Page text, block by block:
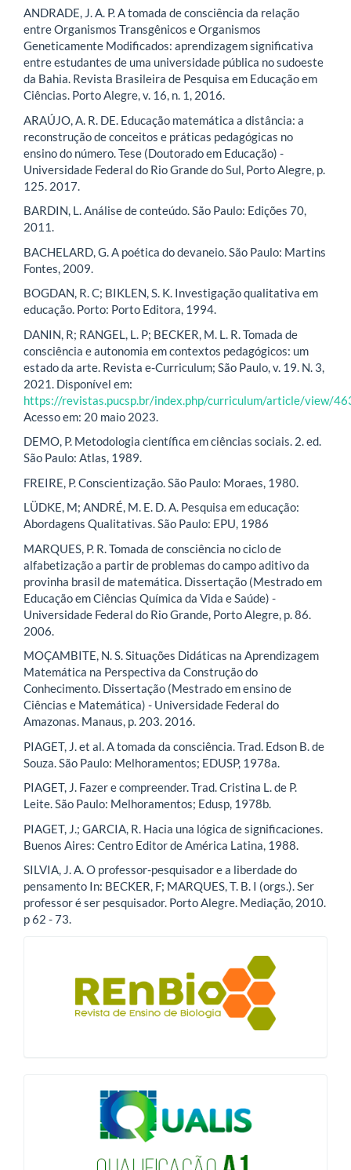
ANDRADE, J. A. P. A tomada de consciência da relação
entre Organismos Transgênicos e Organismos
Geneticamente Modificados: aprendizagem significativa
entre estudantes de uma universidade pública no sudoeste
da Bahia. Revista Brasileira de Pesquisa em Educação em
Ciências. Porto Alegre, v. 16, n. 1, 2016.
ARAÚJO, A. R. DE. Educação matemática a distância: a
reconstrução de conceitos e práticas pedagógicas no
ensino do número. Tese (Doutorado em Educação) -
Universidade Federal do Rio Grande do Sul, Porto Alegre, p.
125. 2017.
BARDIN, L. Análise de conteúdo. São Paulo: Edições 70,
2011.
BACHELARD, G. A poética do devaneio. São Paulo: Martins
Fontes, 2009.
BOGDAN, R. C; BIKLEN, S. K. Investigação qualitativa em
educação. Porto: Porto Editora, 1994.
DANIN, R; RANGEL, L. P; BECKER, M. L. R. Tomada de
consciência e autonomia em contextos pedagógicos: um
estado da arte. Revista e-Curriculum; São Paulo, v. 19. N. 3,
2021. Disponível em:
https://revistas.pucsp.br/index.php/curriculum/article/view/
Acesso em: 20 maio 2023.
DEMO, P. Metodologia científica em ciências sociais. 2. ed.
São Paulo: Atlas, 1989.
FREIRE, P. Conscientização. São Paulo: Moraes, 1980.
LÜDKE, M; ANDRÉ, M. E. D. A. Pesquisa em educação:
Abordagens Qualitativas. São Paulo: EPU, 1986
MARQUES, P. R. Tomada de consciência no ciclo de
alfabetização a partir de problemas do campo aditivo da
provinha brasil de matemática. Dissertação (Mestrado em
Educação em Ciências Química da Vida e Saúde) -
Universidade Federal do Rio Grande, Porto Alegre, p. 86.
2006.
MOÇAMBITE, N. S. Situações Didáticas na Aprendizagem
Matemática na Perspectiva da Construção do
Conhecimento. Dissertação (Mestrado em ensino de
Ciências e Matemática) - Universidade Federal do
Amazonas. Manaus, p. 203. 2016.
PIAGET, J. et al. A tomada da consciência. Trad. Edson B. de
Souza. São Paulo: Melhoramentos; EDUSP, 1978a.
PIAGET, J. Fazer e compreender. Trad. Cristina L. de P.
Leite. São Paulo: Melhoramentos; Edusp, 1978b.
PIAGET, J.; GARCIA, R. Hacia una lógica de significaciones.
Buenos Aires: Centro Editor de América Latina, 1988.
SILVIA, J. A. O professor-pesquisador e a liberdade do
pensamento In: BECKER, F; MARQUES, T. B. I (orgs.). Ser
professor é ser pesquisador. Porto Alegre. Mediação, 2010.
p 62 - 73.